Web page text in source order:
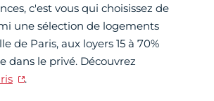
c'est vous qui choisissez de
une sélection de logements
de Paris, aux loyers 15 à 70%
dans le privé. Découvrez
.